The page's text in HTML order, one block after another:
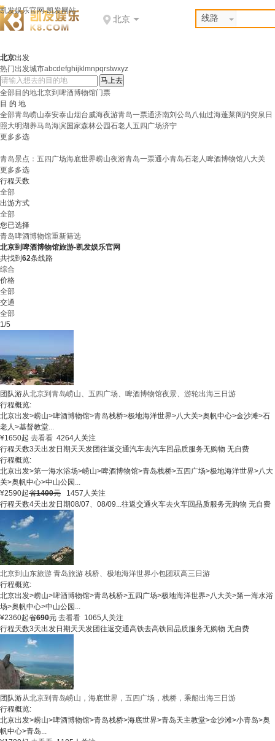
凯发娱乐官网-凯发网站
北京 线路
北京出发
热门出发城市abcdefghijklmnpqrstwxyz
全部目的地北京到啤酒博物馆门票
目 的 地
全部青岛崂山泰安泰山烟台威海夜游青岛一票通济南刘公岛八仙过海蓬莱阁趵突泉 日
照大明湖养马岛海滨国家森林公园石老人五四广场济宁
更多多选
青岛景点： 五四广场海底世界崂山夜游青岛一票通小青岛石老人啤酒博物馆八大关
更多多选
行程天数
全部
出游方式
全部
您已选择
青岛啤酒博物馆重新筛选
北京到啤酒博物馆旅游-凯发娱乐官网
共找到 62条线路
综合
价格
全部
交通
全部
1/5
团队游从北京到青岛崂山、五四广场、啤酒博物馆夜景、游轮出海三日游
行程概览:
北京出发>崂山>啤酒博物馆>青岛栈桥>极地海洋世界>八大关>奥帆中心>金沙滩>石
老人>基督教堂...
¥1650起 去看看 4264人关注
行程天数3天出发日期天天发团往返交通汽车去汽车回品质服务无购物 无自费
行程概览:
北京出发>第一海水浴场>崂山>啤酒博物馆>青岛栈桥>五四广场>极地海洋世界>八大
关>奥帆中心>中山公园 ...
¥2590起省1400元
1457人关注
行程天数4天出发日期08/07、08/09...往返交通火车去火车回品质服务无购物 无自费
北京到山东旅游 青岛旅游 栈桥、极地海洋世界小包团双高三日游
行程概览:
北京出发>崂山>啤酒博物馆>青岛栈桥>五四广场>极地海洋世界>八大关>第一海水浴
场>奥帆中心>中山公园 ...
¥2360起省690元 去看看 1065人关注
行程天数3天出发日期天天发团往返交通高铁去高铁回品质服务无购物 无自费
团队游从北京到青岛崂山，海底世界，五四广场，栈桥，乘船出海三日游
行程概览:
北京出发>崂山>啤酒博物馆>青岛栈桥>海底世界>青岛天主教堂>金沙滩>小青岛>奥
帆中心>青岛...